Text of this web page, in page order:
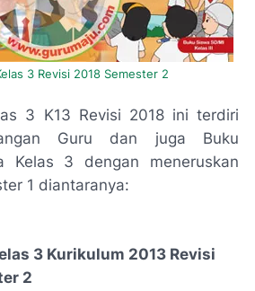
3 Revisi 2018 Semester 2
3 K13 Revisi 2018 ini terdiri
Guru dan juga Buku
Kelas 3 dengan meneruskan
1 diantaranya:
3 Kurikulum 2013 Revisi
2